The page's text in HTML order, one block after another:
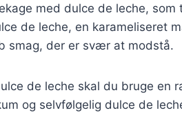
med dulce de leche, som
de leche, en karameliseret
smag, der er svær at modstå.
de leche skal du bruge en
og selvfølgelig dulce de